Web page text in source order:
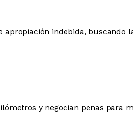
apropiación indebida, buscando
y negocian penas para